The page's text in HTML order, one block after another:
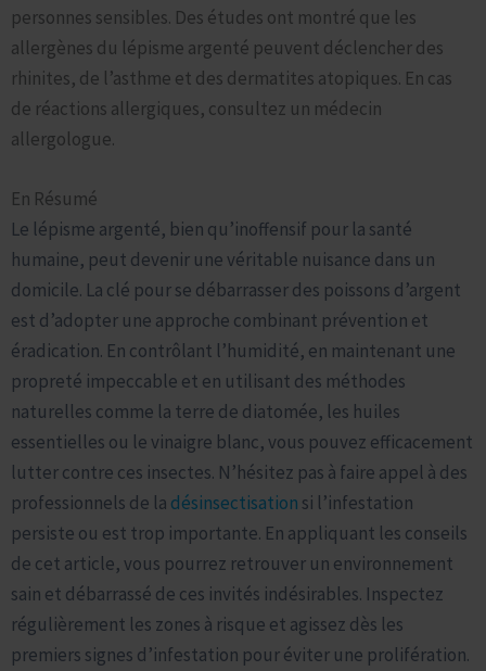
personnes sensibles. Des études ont montré que les
allergènes du lépisme argenté peuvent déclencher des
rhinites, de l’asthme et des dermatites atopiques. En cas
de réactions allergiques, consultez un médecin
allergologue.
En Résumé
Le lépisme argenté, bien qu’inoffensif pour la santé
humaine, peut devenir une véritable nuisance dans un
domicile. La clé pour se débarrasser des poissons d’argent
est d’adopter une approche combinant prévention et
éradication. En contrôlant l’humidité, en maintenant une
propreté impeccable et en utilisant des méthodes
naturelles comme la terre de diatomée, les huiles
essentielles ou le vinaigre blanc, vous pouvez efficacement
lutter contre ces insectes. N’hésitez pas à faire appel à des
professionnels de la désinsectisation si l’infestation
persiste ou est trop importante. En appliquant les conseils
de cet article, vous pourrez retrouver un environnement
sain et débarrassé de ces invités indésirables. Inspectez
régulièrement les zones à risque et agissez dès les
premiers signes d’infestation pour éviter une prolifération.